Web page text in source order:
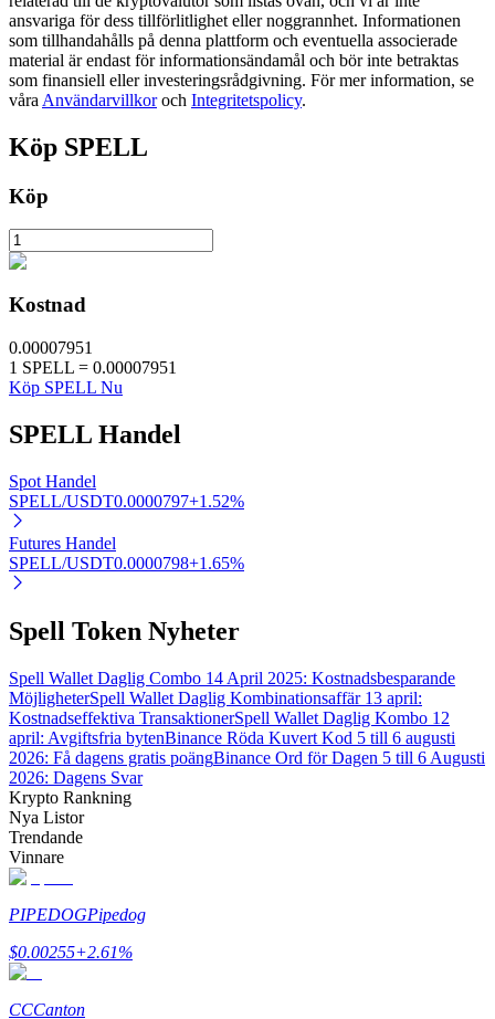
BTR-låsningar
Exklusiva investeringar för BTR-innehavare
Kryptostödd lånetjänst
Ta långsiktig vinst och flexibla intressen
Lär dig Staking
ansvariga för dess tillförlitlighet eller noggrannhet. Informationen
som tillhandahålls på denna plattform och eventuella associerade
material är endast för informationsändamål och bör inte betraktas
som finansiell eller investeringsrådgivning. För mer information, se
våra Användarvillkoroch Integritetspolicy.
Köp SPELL
Köp
Kostnad
0.00007951
1 SPELL = 0.00007951
Köp SPELL Nu
SPELL Handel
Spot Handel
SPELL/USDT0.0000797+1.52%
Futures Handel
SPELL/USDT0.0000798+1.65%
Spell Token Nyheter
Spell Wallet Daglig Combo 14 April 2025: Kostnadsbesparande
MöjligheterSpell Wallet Daglig Kombinationsaffär 13 april:
Kostnadseffektiva TransaktionerSpell Wallet Daglig Kombo 12
april: Avgiftsfria bytenBinance Röda Kuvert Kod 5 till 6 augusti
2026: Få dagens gratis poängBinance Ord för Dagen 5 till 6 Augusti
2026: Dagens Svar
Krypto Rankning
Nya Listor
Trendande
Vinnare
PIPEDOGPipedog
$0.00255+2.61%
CCCanton